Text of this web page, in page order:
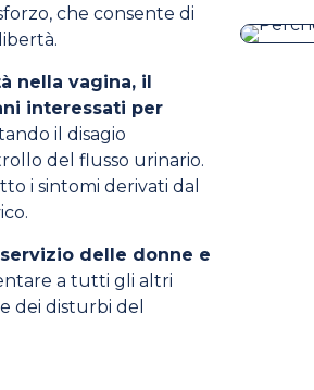
che consente di
nella vagina, il
interessati per
il disagio
del flusso urinario.
i sintomi derivati dal
delle donne e
a tutti gli altri
dei disturbi del